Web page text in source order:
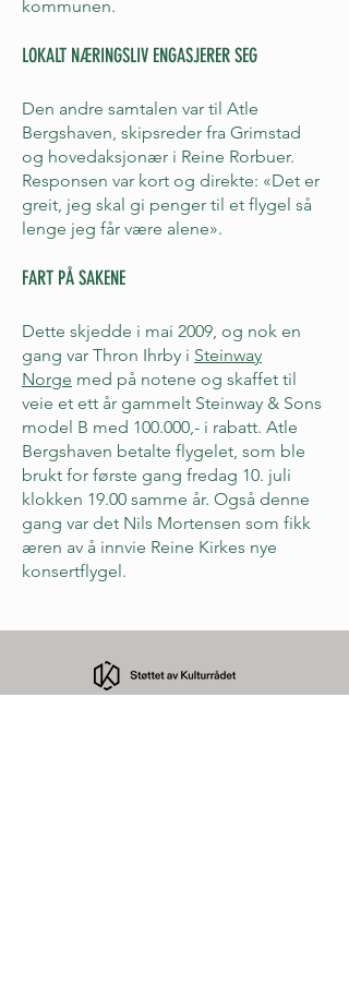
kommunen.
LOKALT NÆRINGSLIV ENGASJERER SEG
Den andre samtalen var til Atle
Bergshaven, skipsreder fra Grimstad
og hovedaksjonær i Reine Rorbuer.
Responsen var kort og direkte: «Det er
greit, jeg skal gi penger til et flygel så
lenge jeg får være alene».
FART PÅ SAKENE
Dette skjedde i mai 2009, og nok en
gang var Thron Ihrby i Steinway
Norge med på notene og skaffet til
veie et ett år gammelt Steinway & Sons
model B med 100.000,- i rabatt. Atle
Bergshaven betalte flygelet, som ble
brukt for første gang fredag 10. juli
klokken 19.00 samme år. Også denne
gang var det Nils Mortensen som fikk
æren av å innvie Reine Kirkes nye
konsertflygel.